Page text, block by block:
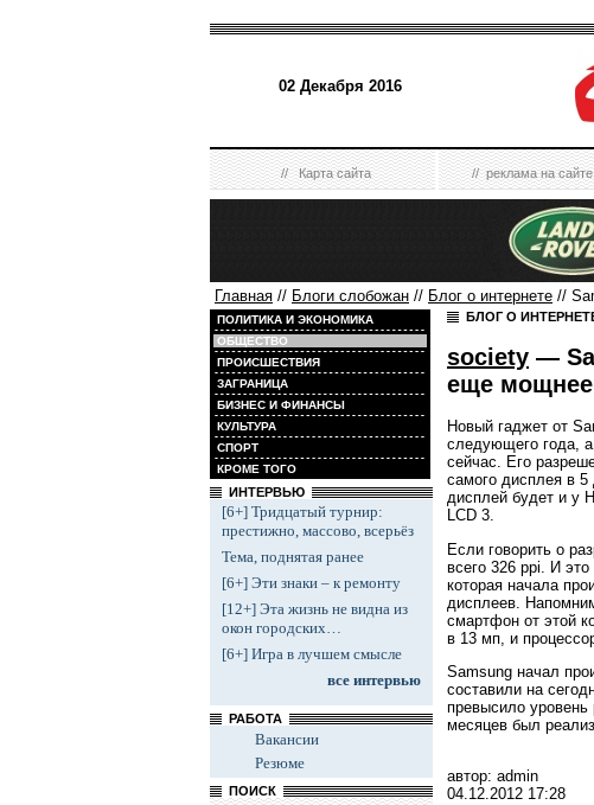
02 Декабря 2016
//Карта сайта //реклама на сайте
Главная // Блоги слобожан // Блог о интернете //
ПОЛИТИКА И ЭКОНОМИКА
ОБЩЕСТВО
ПРОИСШЕСТВИЯ
ЗАГРАНИЦА
БИЗНЕС И ФИНАНСЫ
КУЛЬТУРА
СПОРТ
КРОМЕ ТОГО
ИНТЕРВЬЮ
[6+] Тридцатый турнир:
престижно, массово, всерьёз
Тема, поднятая ранее
[6+] Эти знаки – к ремонту
[12+] Эта жизнь не видна из
окон городских…
[6+] Игра в лучшем смысле
все интервью
РАБОТА
Вакансии
Резюме
ПОИСК
БЛОГ О
society —
еще мощнее
Новый гаджет от
следующего года,
сейчас. Его
самого дисплея в
дисплей будет и у
LCD 3.
Если говорить о
всего 326 ppi. И это
которая начала
дисплеев.
смартфон от этой
в 13 мп, и
Samsung начал
составили на
превысило уровень
месяцев был
автор: admin
04.12.2012 17:28